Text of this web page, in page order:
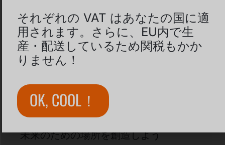
モジュール式ポンプトラッ
クでの持続可能な移動
未来のための場所を創造しよう
それぞれの VAT はあなたの国に適
用されます。さらに、EU内で生
産・配送しているため関税もかか
りません！
OK, COOL！